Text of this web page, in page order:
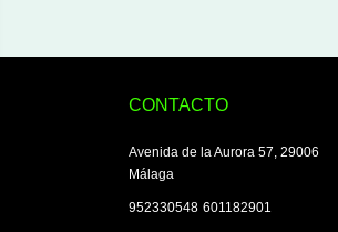
CONTACTO
Avenida de la Aurora 57, 29006
Málaga
952330548 601182901